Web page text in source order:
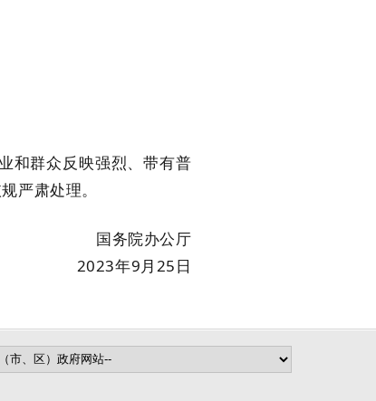
和群众反映强烈、带有普
严肃处理。
国务院办公厅
2023年9月25日